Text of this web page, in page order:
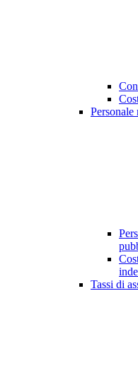
Personale
Tassi di